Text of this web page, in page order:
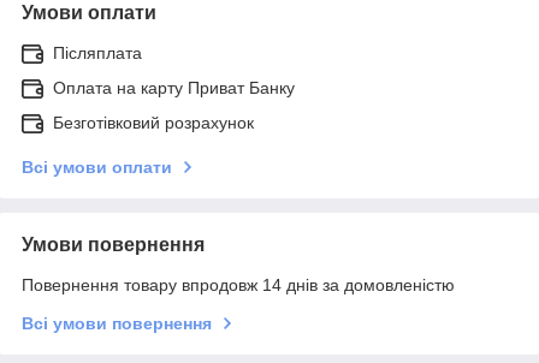
Умови оплати
Післяплата
Оплата на карту Приват Банку
Безготівковий розрахунок
Всі умови оплати
Умови повернення
Повернення товару впродовж 14 днів за домовленістю
Всі умови повернення